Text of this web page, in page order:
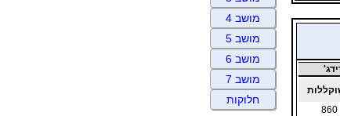
860
מושב 4
מושב 5
מושב 6
מושב 7
חלוקות